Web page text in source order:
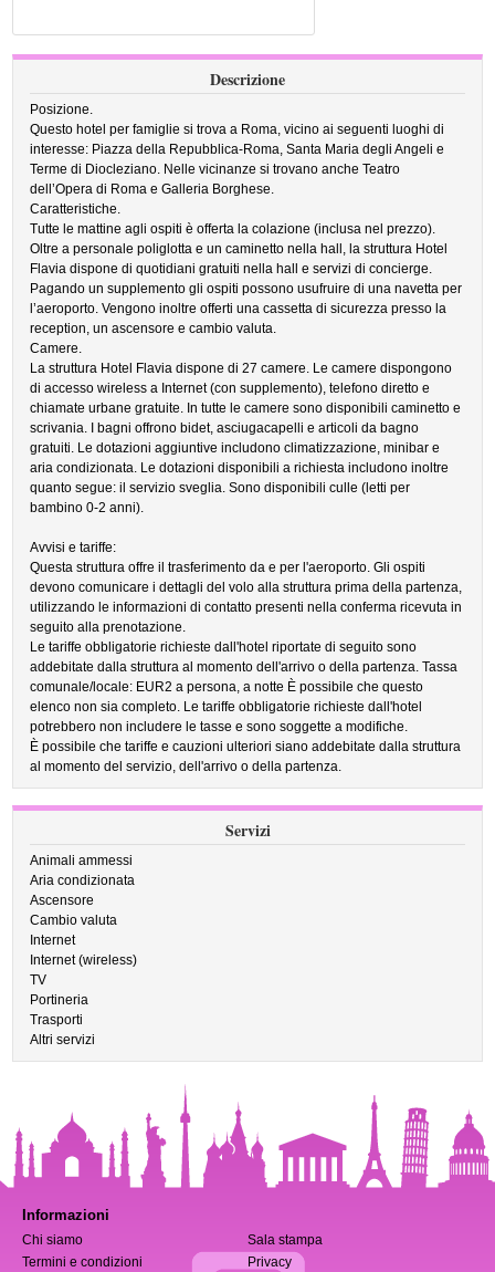
Descrizione
Posizione.
Questo hotel per famiglie si trova a Roma, vicino ai seguenti luoghi di
interesse: Piazza della Repubblica-Roma, Santa Maria degli Angeli e
Terme di Diocleziano. Nelle vicinanze si trovano anche Teatro
dell’Opera di Roma e Galleria Borghese.
Caratteristiche.
Tutte le mattine agli ospiti è offerta la colazione (inclusa nel prezzo).
Oltre a personale poliglotta e un caminetto nella hall, la struttura Hotel
Flavia dispone di quotidiani gratuiti nella hall e servizi di concierge.
Pagando un supplemento gli ospiti possono usufruire di una navetta per
l’aeroporto. Vengono inoltre offerti una cassetta di sicurezza presso la
reception, un ascensore e cambio valuta.
Camere.
La struttura Hotel Flavia dispone di 27 camere. Le camere dispongono
di accesso wireless a Internet (con supplemento), telefono diretto e
chiamate urbane gratuite. In tutte le camere sono disponibili caminetto e
scrivania. I bagni offrono bidet, asciugacapelli e articoli da bagno
gratuiti. Le dotazioni aggiuntive includono climatizzazione, minibar e
aria condizionata. Le dotazioni disponibili a richiesta includono inoltre
quanto segue: il servizio sveglia. Sono disponibili culle (letti per
bambino 0-2 anni).
Avvisi e tariffe:
Questa struttura offre il trasferimento da e per l'aeroporto. Gli ospiti
devono comunicare i dettagli del volo alla struttura prima della partenza,
utilizzando le informazioni di contatto presenti nella conferma ricevuta in
seguito alla prenotazione.
Le tariffe obbligatorie richieste dall'hotel riportate di seguito sono
addebitate dalla struttura al momento dell'arrivo o della partenza. Tassa
comunale/locale: EUR2 a persona, a notte È possibile che questo
elenco non sia completo. Le tariffe obbligatorie richieste dall'hotel
potrebbero non includere le tasse e sono soggette a modifiche.
È possibile che tariffe e cauzioni ulteriori siano addebitate dalla struttura
al momento del servizio, dell'arrivo o della partenza.
Servizi
Animali ammessi
Aria condizionata
Ascensore
Cambio valuta
Internet
Internet (wireless)
TV
Portineria
Trasporti
Altri servizi
Informazioni
Chi siamo
Sala stampa
Termini e condizioni
Privacy